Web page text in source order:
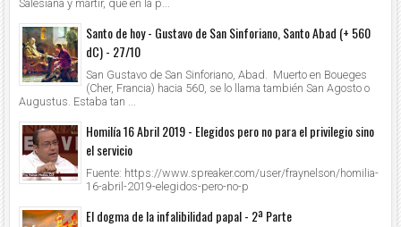
Salesiana y mártir, que en la p...
Santo de hoy - Gustavo de San Sinforiano, Santo Abad (+ 560
dC) - 27/10
San Gustavo de San Sinforiano, Abad. Muerto en Boueges
(Cher, Francia) hacia 560, se lo llama también San Agosto o
Augustus. Estaba tan ...
Homilía 16 Abril 2019 - Elegidos pero no para el privilegio sino
el servicio
Fuente: https://www.spreaker.com/user/fraynelson/homilia-
16-abril-2019-elegidos-pero-no-p
El dogma de la infalibilidad papal - 2ª Parte